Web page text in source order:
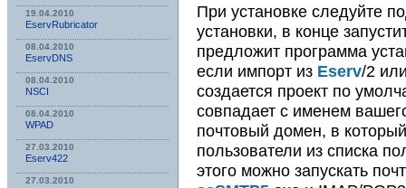
19.04.2010
EservRubricator
08.04.2010
EservDNS
08.04.2010
NSСI
08.04.2010
WPAD
27.03.2010
Eserv422
27.03.2010
При установке следуйте
установки, в конце
предложит программа
если импорт из Eserv/2
создается проект по
совпадает с именем
почтовый домен, в
пользователи из списка
этого можно запускать